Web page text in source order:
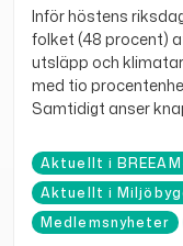
Inför höstens
folket (48 procent)
utsläpp och
med tio
Samtidigt anser
Aktuellt i
Aktuellt i
Medlemsnyheter